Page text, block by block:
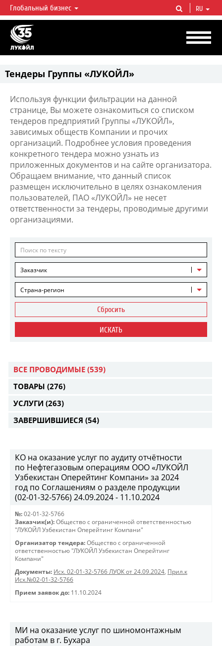
ЛУКОЙЛ СЕГОДНЯ
ЛУКОЙЛ — одна из крупнейших вертикально интегрированных
нефтегазовых компаний в мире, на долю которой приходится более 2%
мировой добычи нефти и около 1% доказанных запасов углеводородов.
Глобальный бизнес RU
Тендеры Группы «ЛУКОЙЛ»
Используя функции фильтрации на данной
странице, Вы можете ознакомиться со списком
тендеров предприятий Группы «ЛУКОЙЛ»,
зависимых обществ Компании и прочих
организаций. Подробнее условия проведения
конкретного тендера можно узнать из
приложенных документов и на сайте организатора.
Обращаем внимание, что данный список
размещен исключительно в целях ознакомления
пользователей, ПАО «ЛУКОЙЛ» не несет
ответственности за тендеры, проводимые другими
организациями.
Заказчик
Страна-регион
Сбросить
ИСКАТЬ
ВСЕ ПРОВОДИМЫЕ (539)
ТОВАРЫ (276)
УСЛУГИ (263)
ЗАВЕРШИВШИЕСЯ (54)
КО на оказание услуг по аудиту отчётности
по Нефтегазовым операциям ООО «ЛУКОЙЛ
Узбекистан Оперейтинг Компани» за 2024
год по Соглашениям о разделе продукции
(02-01-32-5766) 24.09.2024 - 11.10.2024
№: 02-01-32-5766
Заказчик(и): Общество с ограниченной ответственностью
"ЛУКОЙЛ Узбекистан Оперейтинг Компани"
Организатор тендера: Общество с ограниченной
ответственностью "ЛУКОЙЛ Узбекистан Оперейтинг
Компани"
Документы: Исх. 02-01-32-5766 ЛУОК от 24.09.2024, Прил.к
Исх.№02-01-32-5766
Прием заявок до: 11.10.2024
МИ на оказание услуг по шиномонтажным
работам в г. Бухара